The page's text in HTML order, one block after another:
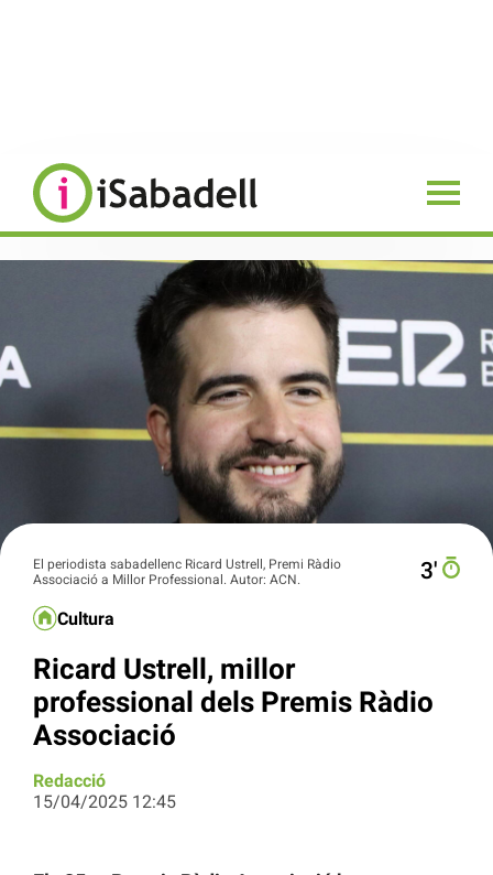
El periodista sabadellenc Ricard Ustrell, Premi Ràdio
Associació a Millor Professional. Autor: ACN.
3′
Cultura
Ricard Ustrell, millor
professional dels Premis Ràdio
Associació
Redacció
15/04/2025 12:45